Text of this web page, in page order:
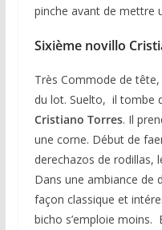
pinche avant de mettre
Sixième novillo
Très Commode de
du lot. Suelto, il tombe
Cristiano Torres. Il
une corne. Début de
derechazos de rodillas,
Dans une ambiance de
façon classique et
bicho s’emploie moins.